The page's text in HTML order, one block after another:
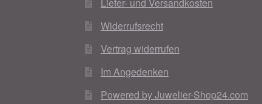
Liefer- und Versandkosten
Widerrufsrecht
Vertrag widerrufen
Im Angedenken
Powered by Juwelier-Shop24.com